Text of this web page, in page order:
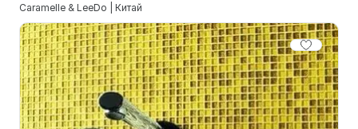
Caramelle & LeeDo | Китай